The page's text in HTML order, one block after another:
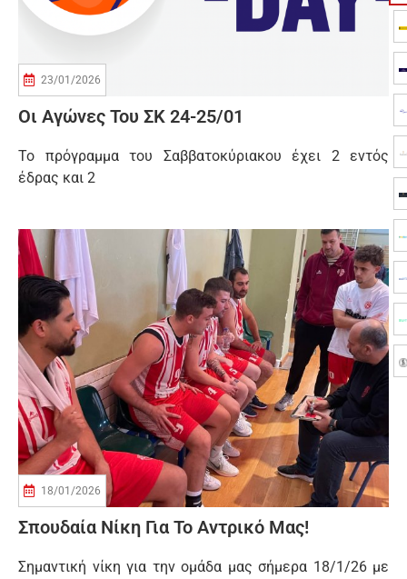
23/01/2026
Οι Αγώνες Του ΣΚ 24-25/01
Το πρόγραμμα του Σαββατοκύριακου έχει 2 εντός
έδρας και 2
18/01/2026
Σπουδαία Νίκη Για Το Αντρικό Μας!
Σημαντική νίκη για την ομάδα μας σήμερα 18/1/26 με